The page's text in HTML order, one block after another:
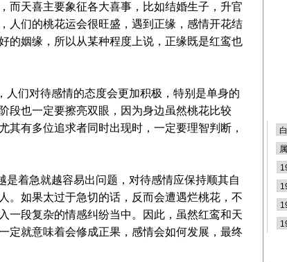
而天喜主要象征各大喜事，比如结婚生子，升官
人们的桃花运会很旺盛，遇到正缘，感情开花结
的姻缘，所以从某种程度上说，正缘既是红鸾也
们对待感情的态度会更加积极，特别是单身的
段也一定要擦亮双眼，因为身边虽然桃花比较
其有多位追求者同时出现时，一定要理智判断，
着急就越容易出问题，对待感情应保持顺其自
。如果太过于急切的话，反而会遭遇烂桃花，不
一段复杂的情感纠纷当中。因此，虽然红鸾和天
定就意味着会修成正果，感情会如何发展，最终